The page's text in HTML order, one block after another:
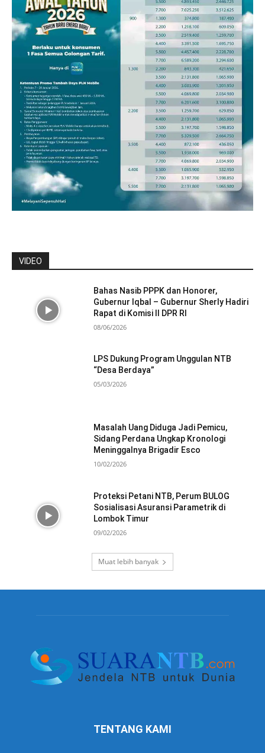
VIDEO
Bahas Nasib PPPK dan Honorer,
Gubernur Iqbal – Gubernur Sherly Hadiri
Rapat di Komisi II DPR RI
08/06/2026
LPS Dukung Program Unggulan NTB
“Desa Berdaya”
05/03/2026
Masalah Uang Diduga Jadi Pemicu,
Sidang Perdana Ungkap Kronologi
Meninggalnya Brigadir Esco
10/02/2026
Proteksi Petani NTB, Perum BULOG
Sosialisasi Asuransi Parametrik di
Lombok Timur
09/02/2026
Muat lebih banyak
TENTANG KAMI